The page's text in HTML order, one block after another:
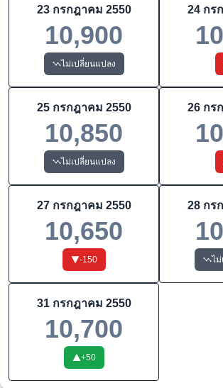
23 กรกฎาคม 2550
10,900
ไม่เปลี่ยนแปลง
24 กร
25 กรกฎาคม 2550
10,850
ไม่เปลี่ยนแปลง
26 กร
27 กรกฎาคม 2550
10,650
-150
28 กร
ไม่
31 กรกฎาคม 2550
10,700
+50